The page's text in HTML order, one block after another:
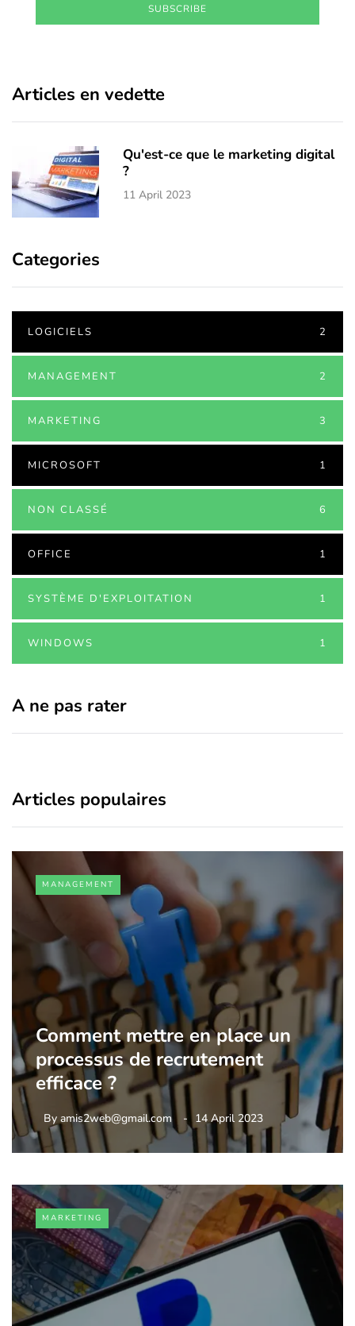
SUBSCRIBE
Articles en vedette
Qu'est-ce que le marketing digital
?
11 April 2023
Categories
LOGICIELS 2
MANAGEMENT 2
MARKETING 3
MICROSOFT 1
NON CLASSÉ 6
OFFICE 1
SYSTÈME D'EXPLOITATION 1
WINDOWS 1
A ne pas rater
Articles populaires
MANAGEMENT
Comment mettre en place un
processus de recrutement
efficace ?
By amis2web@gmail.com 14 April 2023
MARKETING